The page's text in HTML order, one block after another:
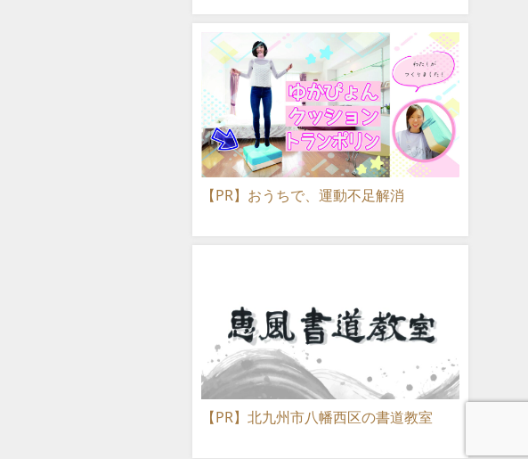
【PR】おうちで、運動不足解消
【PR】北九州市八幡西区の書道教室